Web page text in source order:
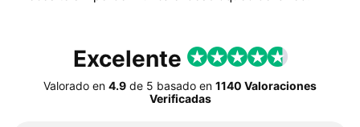
Excelente
Valorado en 4.9 de 5 basado en 1140 Valoraciones
Verificadas